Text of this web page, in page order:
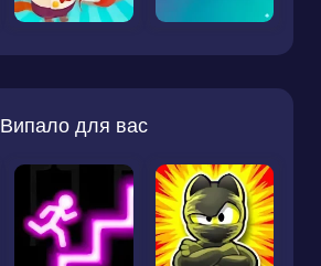
Випало для вас